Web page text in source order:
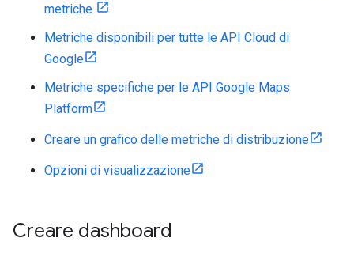
metriche
Metriche disponibili per tutte le API Cloud di
Google
Metriche specifiche per le API Google Maps
Platform
Creare un grafico delle metriche di distribuzione
Opzioni di visualizzazione
Creare dashboard